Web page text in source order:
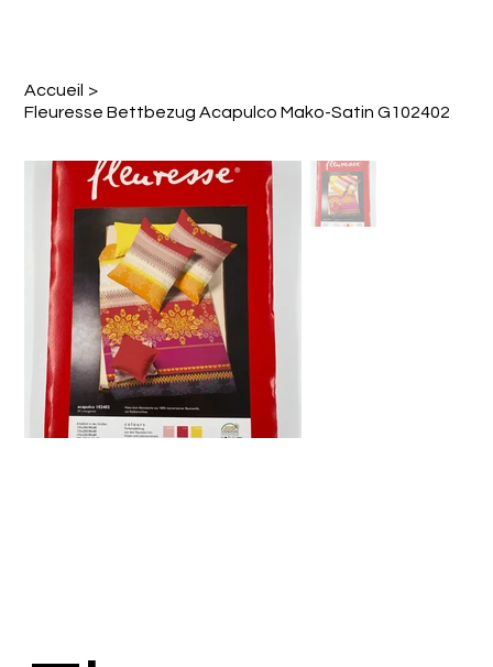
Accueil >
Fleuresse Bettbezug Acapulco Mako-Satin G102402